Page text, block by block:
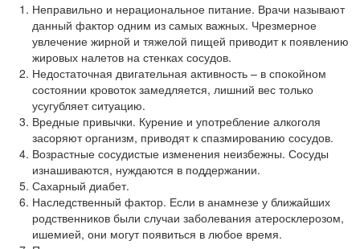
Неправильно и нерациональное питание. Врачи называют
данный фактор одним из самых важных. Чрезмерное
увлечение жирной и тяжелой пищей приводит к появлению
жировых налетов на стенках сосудов.
Недостаточная двигательная активность – в спокойном
состоянии кровоток замедляется, лишний вес только
усугубляет ситуацию.
Вредные привычки. Курение и употребление алкоголя
засоряют организм, приводят к спазмированию сосудов.
Возрастные сосудистые изменения неизбежны. Сосуды
изнашиваются, нуждаются в поддержании.
Сахарный диабет.
Наследственный фактор. Если в анамнезе у ближайших
родственников были случаи заболевания атеросклерозом,
ишемией, они могут появиться в любое время.